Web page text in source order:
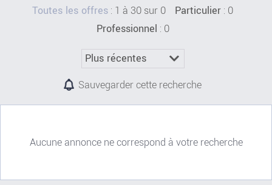
Toutes les offres : 1 à 30 sur 0 Particulier : 0
Professionnel : 0
Sauvegarder cette recherche
Aucune annonce ne correspond à votre recherche